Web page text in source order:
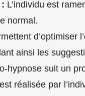
L’individu est
normal.
d’optimiser
ainsi les
hypnose suit un
réalisée par